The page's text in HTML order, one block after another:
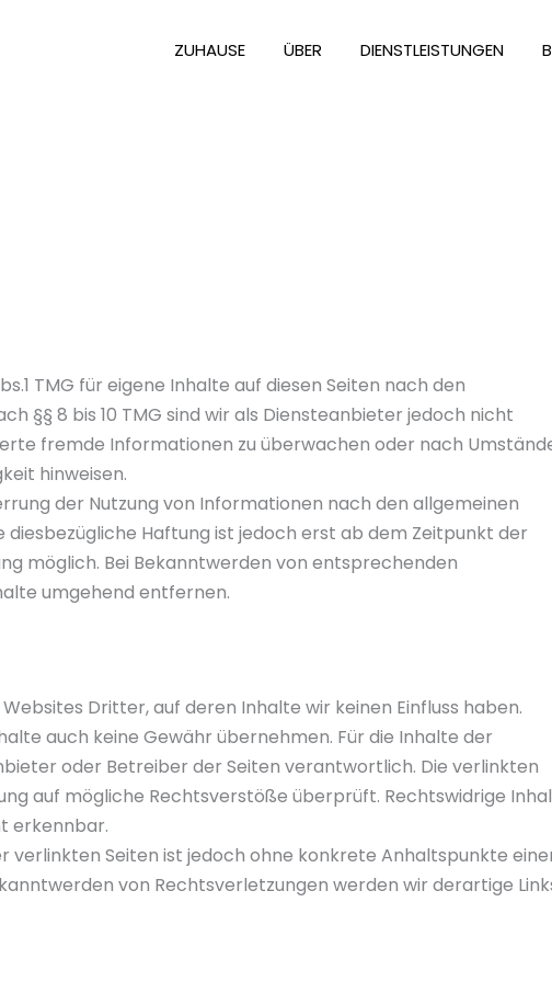
ZUHAUSE ÜBER DIENSTLEISTUNGEN
TMG für eigene Inhalte auf diesen Seiten nach den
§§ 8 bis 10 TMG sind wir als Diensteanbieter jedoch nicht
fremde Informationen zu überwachen oder nach
hinweisen.
der Nutzung von Informationen nach den allgemeinen
Haftung ist jedoch erst ab dem Zeitpunkt der
möglich. Bei Bekanntwerden von entsprechenden
umgehend entfernen.
Dritter, auf deren Inhalte wir keinen Einfluss haben.
auch keine Gewähr übernehmen. Für die Inhalte der
oder Betreiber der Seiten verantwortlich. Die verlinkten
auf mögliche Rechtsverstöße überprüft. Rechtswidrige
erkennbar.
verlinkten Seiten ist jedoch ohne konkrete Anhaltspunkte
von Rechtsverletzungen werden wir derartige